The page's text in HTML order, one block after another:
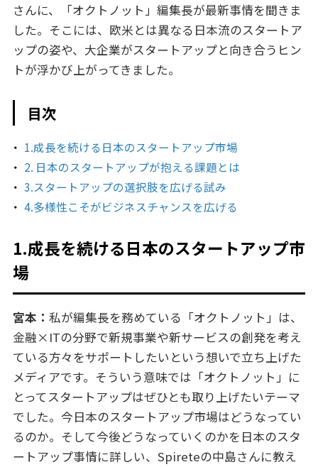
さんに、「オクトノット」編集長が最新事情を聞きま
した。そこには、欧米とは異なる日本流のスタートア
ップの姿や、大企業がスタートアップと向き合うヒン
トが浮かび上がってきました。
目次
1.成長を続ける日本のスタートアップ市場
2. 日本のスタートアップが抱える課題とは
3.スタートアップの選択肢を広げる試み
4.多様性こそがビジネスチャンスを広げる
1.成長を続ける日本のスタートアップ市
場
宮本： 私が編集長を務めている「オクトノット」は、
金融×ITの分野で新規事業や新サービスの創発を考え
ている方々をサポートしたいという想いで立ち上げた
メディアです。そういう意味では「オクトノット」に
とってスタートアップはぜひとも取り上げたいテーマ
でした。今日本のスタートアップ市場はどうなってい
るのか。そして今後どうなっていくのかを日本のスタ
ートアップ事情に詳しい、Spireteの中島さんに教え